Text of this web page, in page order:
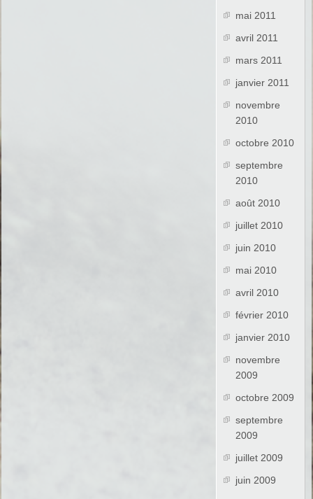
mai 2011
avril 2011
mars 2011
janvier 2011
novembre
2010
octobre 2010
septembre
2010
août 2010
juillet 2010
juin 2010
mai 2010
avril 2010
février 2010
janvier 2010
novembre
2009
octobre 2009
septembre
2009
juillet 2009
juin 2009